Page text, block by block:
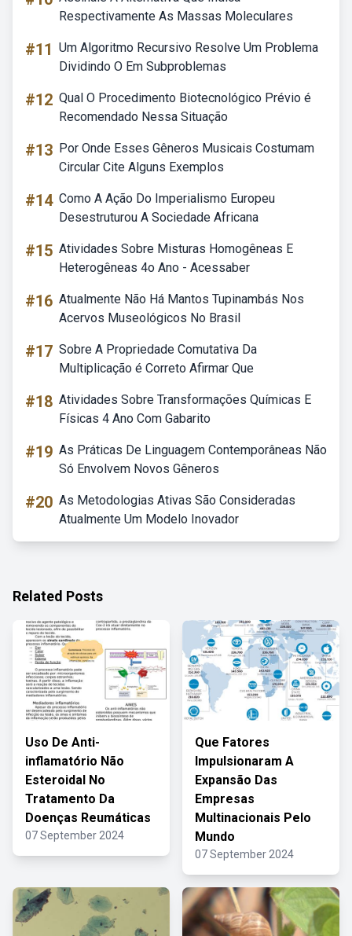
Respectivamente As Massas Moleculares
#11 Um Algoritmo Recursivo Resolve Um Problema
Dividindo O Em Subproblemas
#12 Qual O Procedimento Biotecnológico Prévio é
Recomendado Nessa Situação
#13 Por Onde Esses Gêneros Musicais Costumam
Circular Cite Alguns Exemplos
#14 Como A Ação Do Imperialismo Europeu
Desestruturou A Sociedade Africana
#15 Atividades Sobre Misturas Homogêneas E
Heterogêneas 4o Ano - Acessaber
#16 Atualmente Não Há Mantos Tupinambás Nos
Acervos Museológicos No Brasil
#17 Sobre A Propriedade Comutativa Da
Multiplicação é Correto Afirmar Que
#18 Atividades Sobre Transformações Químicas E
Físicas 4 Ano Com Gabarito
#19 As Práticas De Linguagem Contemporâneas Não
Só Envolvem Novos Gêneros
#20 As Metodologias Ativas São Consideradas
Atualmente Um Modelo Inovador
Related Posts
Uso De Anti-
inflamatório Não
Esteroidal No
Tratamento Da
Doenças Reumáticas
07 September 2024
Que Fatores
Impulsionaram A
Expansão Das
Empresas
Multinacionais Pelo
Mundo
07 September 2024